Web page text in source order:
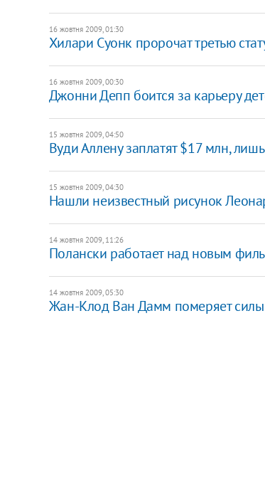
16 жовтня 2009, 01:30
Хилари Суонк пророчат третью
16 жовтня 2009, 00:30
Джонни Депп боится за карьеру
15 жовтня 2009, 04:50
Вуди Аллену заплатят $17 млн,
15 жовтня 2009, 04:30
Нашли неизвестный рисунок
14 жовтня 2009, 11:26
Полански работает над новым
14 жовтня 2009, 05:30
Жан-Клод Ван Дамм померяет